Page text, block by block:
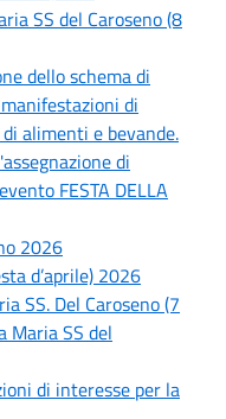
SS del Caroseno (8
dello schema di
di
alimenti e bevande.
di
FESTA DELLA
2026
d’aprile) 2026
SS. Del Caroseno (7
Maria SS del
di interesse per la